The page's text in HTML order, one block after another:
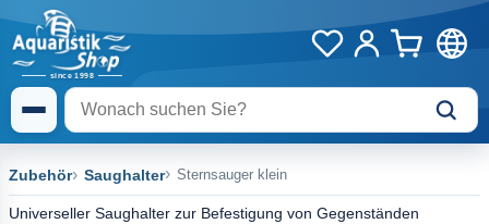
Zubehör Saughalter Sternsauger klein
Universeller Saughalter zur Befestigung von Gegenständen